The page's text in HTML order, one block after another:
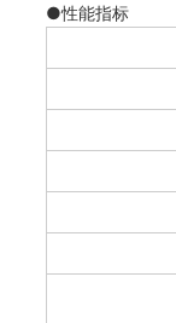
●性能指标